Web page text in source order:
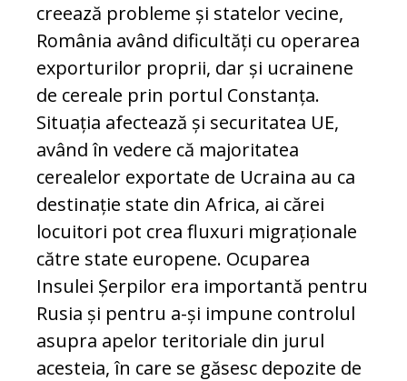
creează probleme și statelor vecine,
România având dificultăți cu operarea
exporturilor proprii, dar și ucrainene
de cereale prin portul Constanța.
Situația afectează și securitatea UE,
având în vedere că majoritatea
cerealelor exportate de Ucraina au ca
destinație state din Africa, ai cărei
locuitori pot crea fluxuri migraționale
către state europene. Ocuparea
Insulei Șerpilor era importantă pentru
Rusia și pentru a-și impune controlul
asupra apelor teritoriale din jurul
acesteia, în care se găsesc depozite de